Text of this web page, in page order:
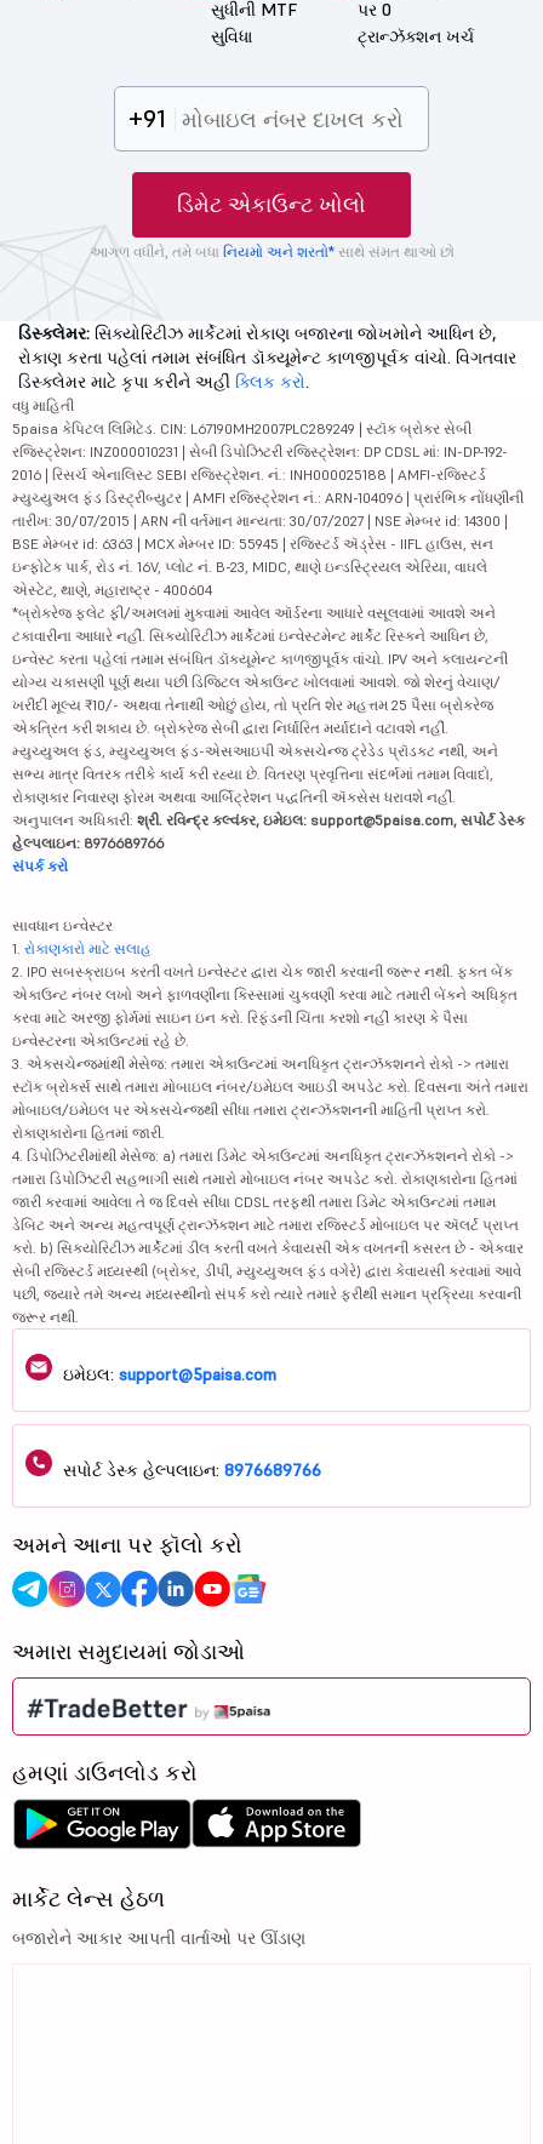
સુધીની MTF
સુવિધા
પર 0
ટ્રાન્ઝૅક્શન ખર્ચ
+91
ડિમેટ એકાઉન્ટ ખોલો
આગળ વધીને, તમે બધા નિયમો અને શરતો*સાથે સંમત થાઓ છો
ડિસ્ક્લેમર: સિક્યોરિટીઝ માર્કેટમાં રોકાણ બજારના જોખમોને આધિન છે,
રોકાણ કરતા પહેલાં તમામ સંબંધિત ડૉક્યૂમેન્ટ કાળજીપૂર્વક વાંચો. વિગતવાર
ડિસ્ક્લેમર માટે કૃપા કરીને અહીં ક્લિક કરો.
વધુ માહિતી
5paisa કેપિટલ લિમિટેડ. CIN: L67190MH2007PLC289249 | સ્ટૉક બ્રોકર સેબી
રજિસ્ટ્રેશન: INZ000010231 | સેબી ડિપોઝિટરી રજિસ્ટ્રેશન: DP CDSL માં: IN-DP-192-
2016 | રિસર્ચ એનાલિસ્ટ SEBI રજિસ્ટ્રેશન. નં.: INH000025188 | AMFI-રજિસ્ટર્ડ
મ્યુચ્યુઅલ ફંડ ડિસ્ટ્રીબ્યુટર | AMFI રજિસ્ટ્રેશન નં.: ARN-104096 | પ્રારંભિક નોંધણીની
તારીખ: 30/07/2015 | ARN ની વર્તમાન માન્યતા: 30/07/2027 | NSE મેમ્બર id: 14300 |
BSE મેમ્બર id: 6363 | MCX મેમ્બર ID: 55945 | રજિસ્ટર્ડ ઍડ્રેસ - IIFL હાઉસ, સન
ઇન્ફોટેક પાર્ક, રોડ નં. 16V, પ્લોટ નં. B-23, MIDC, થાણે ઇન્ડસ્ટ્રિયલ એરિયા, વાઘલે
એસ્ટેટ, થાણે, મહારાષ્ટ્ર - 400604
*બ્રોકરેજ ફ્લેટ ફી/અમલમાં મુકવામાં આવેલ ઑર્ડરના આધારે વસૂલવામાં આવશે અને
ટકાવારીના આધારે નહીં. સિક્યોરિટીઝ માર્કેટમાં ઇન્વેસ્ટમેન્ટ માર્કેટ રિસ્કને આધિન છે,
ઇન્વેસ્ટ કરતા પહેલાં તમામ સંબંધિત ડૉક્યૂમેન્ટ કાળજીપૂર્વક વાંચો. IPV અને ક્લાયન્ટની
યોગ્ય ચકાસણી પૂર્ણ થયા પછી ડિજિટલ એકાઉન્ટ ખોલવામાં આવશે. જો શેરનું વેચાણ/
ખરીદી મૂલ્ય ₹10/- અથવા તેનાથી ઓછું હોય, તો પ્રતિ શેર મહત્તમ 25 પૈસા બ્રોકરેજ
એકત્રિત કરી શકાય છે. બ્રોકરેજ સેબી દ્વારા નિર્ધારિત મર્યાદાને વટાવશે નહીં.
મ્યુચ્યુઅલ ફંડ, મ્યુચ્યુઅલ ફંડ-એસઆઇપી એક્સચેન્જ ટ્રેડેડ પ્રૉડક્ટ નથી, અને
સભ્ય માત્ર વિતરક તરીકે કાર્ય કરી રહ્યા છે. વિતરણ પ્રવૃત્તિના સંદર્ભમાં તમામ વિવાદો,
રોકાણકાર નિવારણ ફોરમ અથવા આર્બિટ્રેશન પદ્ધતિની ઍક્સેસ ધરાવશે નહીં.
અનુપાલન અધિકારી: શ્રી. રવિન્દ્ર કલ્વંકર, ઇમેઇલ: support@5paisa.com, સપોર્ટ ડેસ્ક
હેલ્પલાઇન: 8976689766
સંપર્ક કરો
સાવધાન ઇન્વેસ્ટર
1. રોકાણકારો માટે સલાહ
2. IPO સબસ્ક્રાઇબ કરતી વખતે ઇન્વેસ્ટર દ્વારા ચેક જારી કરવાની જરૂર નથી. ફક્ત બેંક
એકાઉન્ટ નંબર લખો અને ફાળવણીના કિસ્સામાં ચુકવણી કરવા માટે તમારી બેંકને અધિકૃત
કરવા માટે અરજી ફોર્મમાં સાઇન ઇન કરો. રિફંડની ચિંતા કરશો નહીં કારણ કે પૈસા
ઇન્વેસ્ટરના એકાઉન્ટમાં રહે છે.
3. એક્સચેન્જમાંથી મેસેજ: તમારા એકાઉન્ટમાં અનધિકૃત ટ્રાન્ઝૅક્શનને રોકો -> તમારા
સ્ટૉક બ્રોકર્સ સાથે તમારા મોબાઇલ નંબર/ઇમેઇલ આઇડી અપડેટ કરો. દિવસના અંતે તમારા
મોબાઇલ/ઇમેઇલ પર એક્સચેન્જથી સીધા તમારા ટ્રાન્ઝૅક્શનની માહિતી પ્રાપ્ત કરો.
રોકાણકારોના હિતમાં જારી.
4. ડિપોઝિટરીમાંથી મેસેજ: a) તમારા ડિમેટ એકાઉન્ટમાં અનધિકૃત ટ્રાન્ઝૅક્શનને રોકો ->
તમારા ડિપોઝિટરી સહભાગી સાથે તમારો મોબાઇલ નંબર અપડેટ કરો. રોકાણકારોના હિતમાં
જારી કરવામાં આવેલા તે જ દિવસે સીધા CDSL તરફથી તમારા ડિમેટ એકાઉન્ટમાં તમામ
ડેબિટ અને અન્ય મહત્વપૂર્ણ ટ્રાન્ઝૅક્શન માટે તમારા રજિસ્ટર્ડ મોબાઇલ પર ઍલર્ટ પ્રાપ્ત
કરો. b) સિક્યોરિટીઝ માર્કેટમાં ડીલ કરતી વખતે કેવાયસી એક વખતની કસરત છે - એકવાર
સેબી રજિસ્ટર્ડ મધ્યસ્થી (બ્રોકર, ડીપી, મ્યુચ્યુઅલ ફંડ વગેરે) દ્વારા કેવાયસી કરવામાં આવે
પછી, જ્યારે તમે અન્ય મધ્યસ્થીનો સંપર્ક કરો ત્યારે તમારે ફરીથી સમાન પ્રક્રિયા કરવાની
જરૂર નથી.
ઇમેઇલ: support@5paisa.com
સપોર્ટ ડેસ્ક હેલ્પલાઇન: 8976689766
અમને આના પર ફૉલો કરો
અમારા સમુદાયમાં જોડાઓ
હમણાં ડાઉનલોડ કરો
માર્કેટ લેન્સ હેઠળ
બજારોને આકાર આપતી વાર્તાઓ પર ઊંડાણ